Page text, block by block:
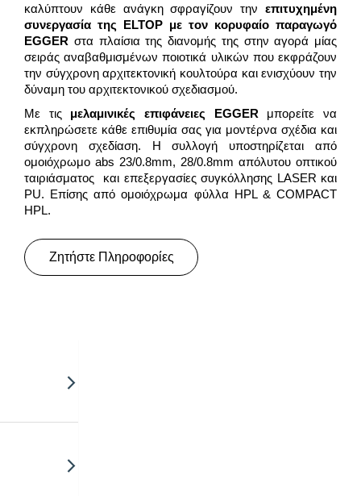
καλύπτουν κάθε ανάγκη σφραγίζουν την επιτυχημένη
συνεργασία της ELTOP με τον κορυφαίο παραγωγό
EGGER στα πλαίσια της διανομής της στην αγορά μίας
σειράς αναβαθμισμένων ποιοτικά υλικών που εκφράζουν
την σύγχρονη αρχιτεκτονική κουλτούρα και ενισχύουν την
δύναμη του αρχιτεκτονικού σχεδιασμού.
Με τις μελαμινικές επιφάνειες EGGER μπορείτε να
εκπληρώσετε κάθε επιθυμία σας για μοντέρνα σχέδια και
σύγχρονη σχεδίαση. Η συλλογή υποστηρίζεται από
ομοιόχρωμο abs 23/0.8mm, 28/0.8mm απόλυτου οπτικού
ταιριάσματος και επεξεργασίες συγκόλλησης LASER και
PU. Επίσης από ομοιόχρωμα φύλλα HPL & COMPACT
HPL.
Ζητήστε Πληροφορίες